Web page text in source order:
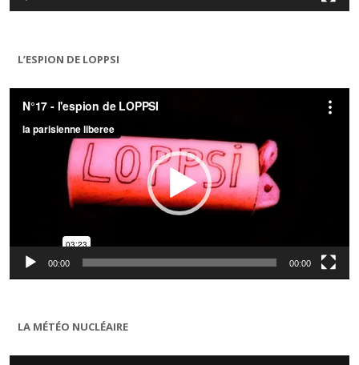
L’ESPION DE LOPPSI
Lecteur
vidéo
00:00 00:00
LA MÉTÉO NUCLÉAIRE
Lecteur